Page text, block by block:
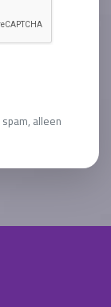
alleen